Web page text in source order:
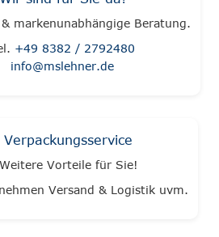
& markenunabhängige Beratung.
+49 8382 / 2792480
info@mslehner.de
Verpackungsservice
Weitere Vorteile für Sie!
Versand & Logistik uvm.